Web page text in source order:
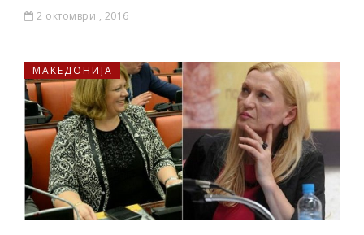
2 октомври , 2016
МАКЕДОНИЈА